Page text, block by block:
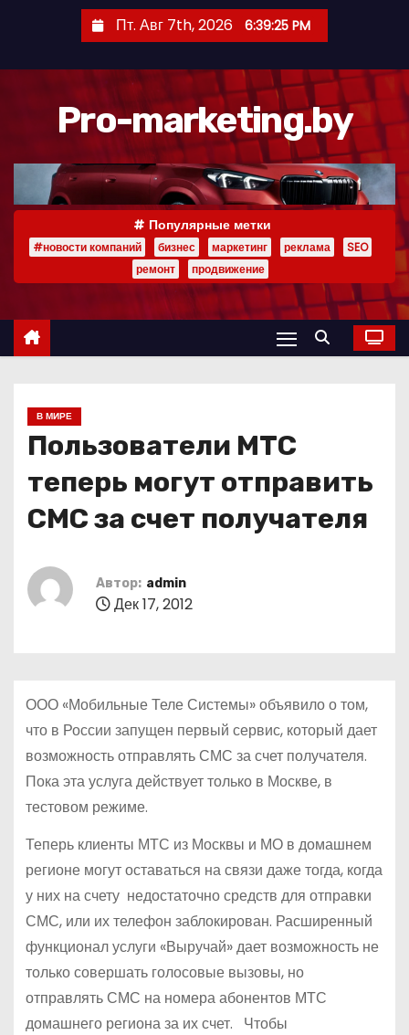
р
Пт. Авг 7th, 2026 6:39:25 PM
Pro-marketing.by
Популярные метки
#новости компаний бизнес маркетинг реклама
SEO
ремонт
продвижение
В МИРЕ
Пользователи МТС
теперь могут отправить
СМС за счет получателя
Автор: admin
Дек 17, 2012
ООО «Мобильные Теле Системы» объявило о том,
что в России запущен первый сервис, который дает
возможность отправлять СМС за счет получателя.
Пока эта услуга действует только в Москве, в
тестовом режиме.
Теперь клиенты МТС из Москвы и МО в домашнем
регионе могут оставаться на связи даже тогда, когда
у них на счету недостаточно средств для отправки
СМС, или их телефон заблокирован. Расширенный
функционал услуги «Выручай» дает возможность не
только совершать голосовые вызовы, но
отправлять СМС на номера абонентов МТС
домашнего региона за их счет. Чтобы